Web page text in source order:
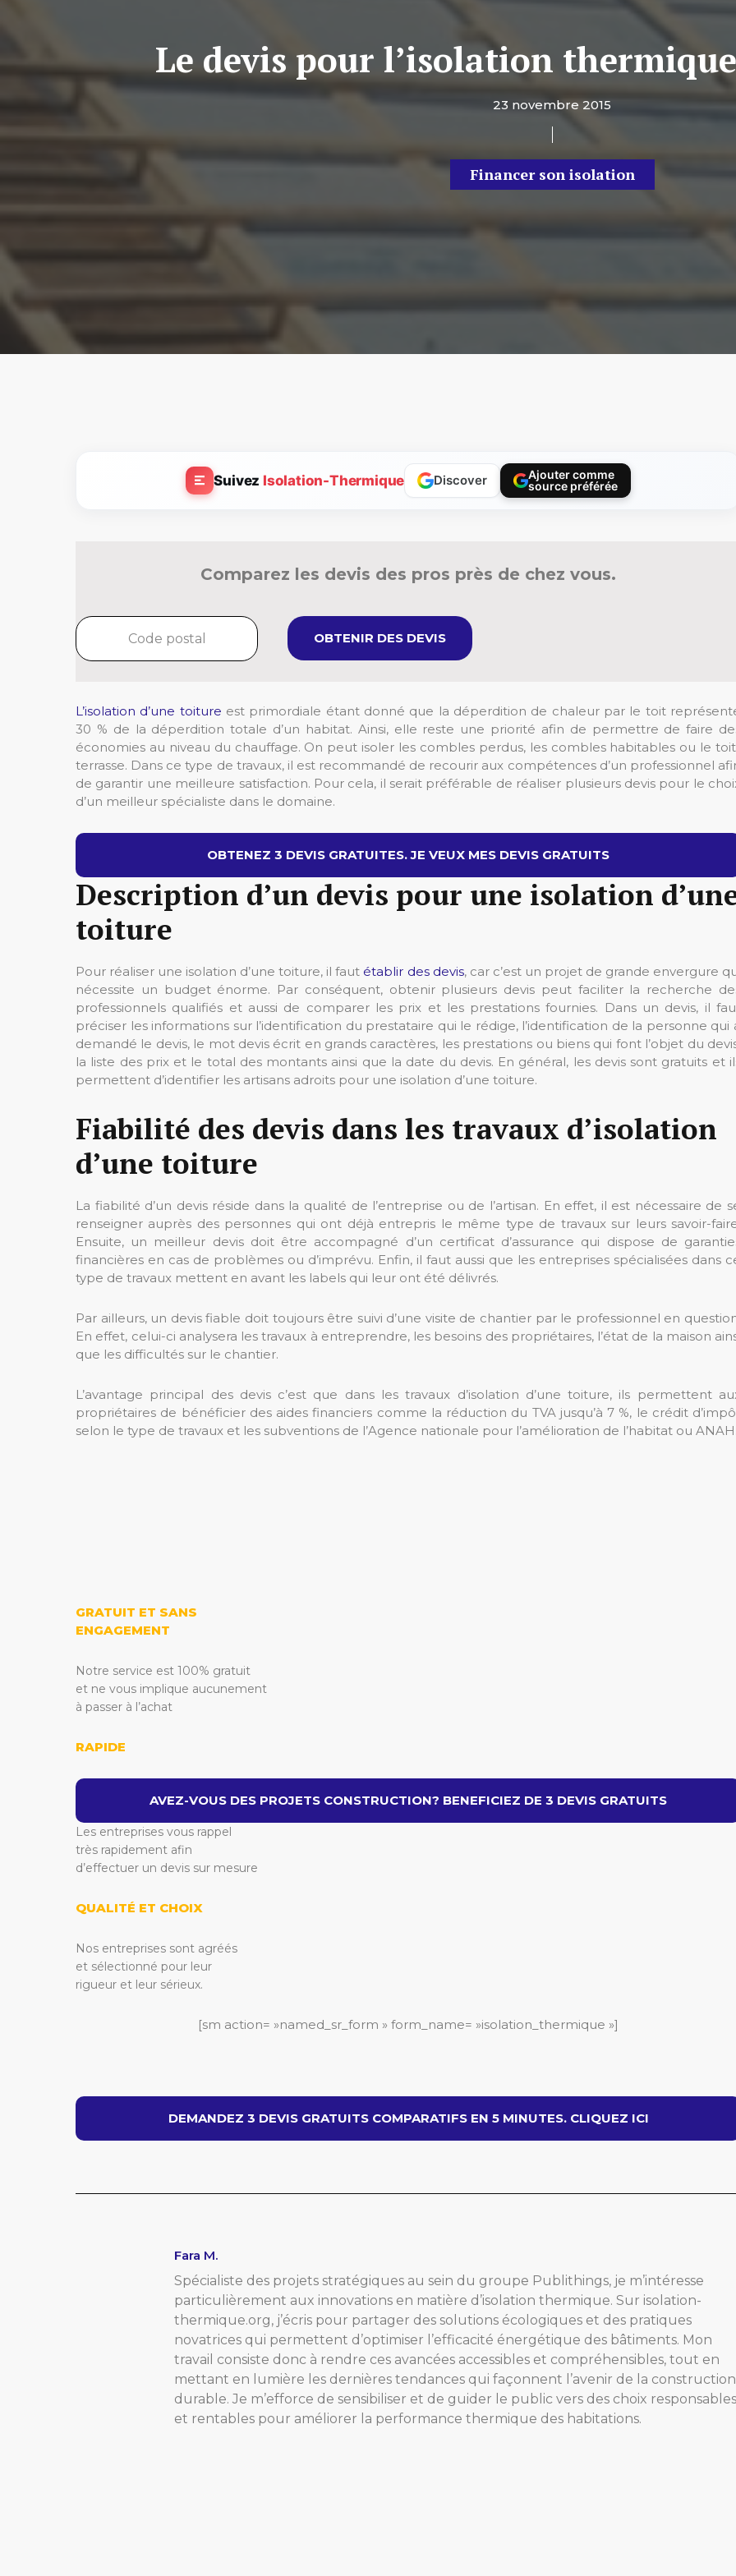
Le devis pour l’isolation
23 novembre 2015
Financer son isolation
Suivez Isolation-Thermique Discover
Ajouter comme
source préférée
Comparez les devis des pros près de chez vous.
OBTENIR DES DEVIS
L’isolation d’une toiture est primordiale étant donné que la déperdition de chaleur par le toit
30 % de la déperdition totale d’un habitat. Ainsi, elle reste une priorité afin de permettre de faire
économies au niveau du chauffage. On peut isoler les combles perdus, les combles habitables ou le
terrasse. Dans ce type de travaux, il est recommandé de recourir aux compétences d’un professionnel
de garantir une meilleure satisfaction. Pour cela, il serait préférable de réaliser plusieurs devis pour le
d’un meilleur spécialiste dans le domaine.
OBTENEZ 3 DEVIS GRATUITES. JE VEUX MES DEVIS GRATUITS
Description d’un devis pour une isolation
toiture
Pour réaliser une isolation d’une toiture, il faut établir des devis, car c’est un projet de grande envergure
nécessite un budget énorme. Par conséquent, obtenir plusieurs devis peut faciliter la recherche
professionnels qualifiés et aussi de comparer les prix et les prestations fournies. Dans un devis, il
préciser les informations sur l’identification du prestataire qui le rédige, l’identification de la personne qui
demandé le devis, le mot devis écrit en grands caractères, les prestations ou biens qui font l’objet du
la liste des prix et le total des montants ainsi que la date du devis. En général, les devis sont gratuits et
permettent d’identifier les artisans adroits pour une isolation d’une toiture.
Fiabilité des devis dans les travaux d’isolation
d’une toiture
La fiabilité d’un devis réside dans la qualité de l’entreprise ou de l’artisan. En effet, il est nécessaire de
renseigner auprès des personnes qui ont déjà entrepris le même type de travaux sur leurs savoir-
Ensuite, un meilleur devis doit être accompagné d’un certificat d’assurance qui dispose de
financières en cas de problèmes ou d’imprévu. Enfin, il faut aussi que les entreprises spécialisées dans
type de travaux mettent en avant les labels qui leur ont été délivrés.
Par ailleurs, un devis fiable doit toujours être suivi d’une visite de chantier par le professionnel en
En effet, celui-ci analysera les travaux à entreprendre, les besoins des propriétaires, l’état de la maison
que les difficultés sur le chantier.
L’avantage principal des devis c’est que dans les travaux d’isolation d’une toiture, ils permettent
propriétaires de bénéficier des aides financiers comme la réduction du TVA jusqu’à 7 %, le crédit
selon le type de travaux et les subventions de l’Agence nationale pour l’amélioration de l’habitat ou
GRATUIT ET SANS
ENGAGEMENT
Notre service est 100% gratuit
et ne vous implique aucunement
à passer à l’achat
RAPIDE
AVEZ-VOUS DES PROJETS CONSTRUCTION? BENEFICIEZ DE 3 DEVIS GRATUITS
Les entreprises vous rappel
très rapidement afin
d’effectuer un devis sur mesure
QUALITÉ ET CHOIX
Nos entreprises sont agréés
et sélectionné pour leur
rigueur et leur sérieux.
[sm action= »named_sr_form » form_name= »isolation_thermique »]
DEMANDEZ 3 DEVIS GRATUITS COMPARATIFS EN 5 MINUTES. CLIQUEZ ICI
Fara M.
Spécialiste des projets stratégiques au sein du groupe Publithings, je m’intéresse
particulièrement aux innovations en matière d’isolation thermique. Sur isolation-
thermique.org, j’écris pour partager des solutions écologiques et des pratiques
novatrices qui permettent d’optimiser l’efficacité énergétique des bâtiments. Mon
travail consiste donc à rendre ces avancées accessibles et compréhensibles, tout en
mettant en lumière les dernières tendances qui façonnent l’avenir de la construction
durable. Je m’efforce de sensibiliser et de guider le public vers des choix responsables
et rentables pour améliorer la performance thermique des habitations.